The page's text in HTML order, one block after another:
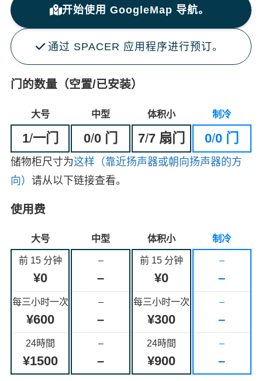
开始使用 GoogleMap 导航。
通过 SPACER 应用程序进行预订。
门的数量（空置/已安装）
大号 中型 体积小 制冷
1/一门 0/0 门 7/7 扇门 0/0 门
储物柜尺寸为这样（靠近扬声器或朝向扬声器的方
向） 请从以下链接查看。
使用费
大号 中型 体积小 制冷
前 15 分钟
¥0
每三小时一次
¥600
24時間
¥1500
–
–
–
–
–
–
前 15 分钟
¥0
每三小时一次
¥300
24時間
¥900
–
–
–
–
–
–